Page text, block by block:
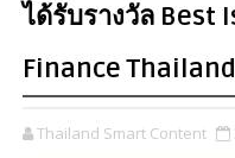
ได้รับรางวัล Best
Finance Thailand
Thailand Smart Content